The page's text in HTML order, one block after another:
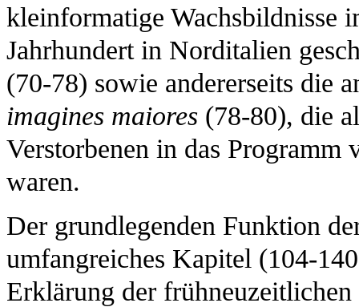
kleinformatige Wachsbildnisse
Jahrhundert in Norditalien
(70-78) sowie andererseits die
imagines maiores (78-80), die
Verstorbenen in das Programm
waren.
Der grundlegenden Funktion
umfangreiches Kapitel (104-
Erklärung der